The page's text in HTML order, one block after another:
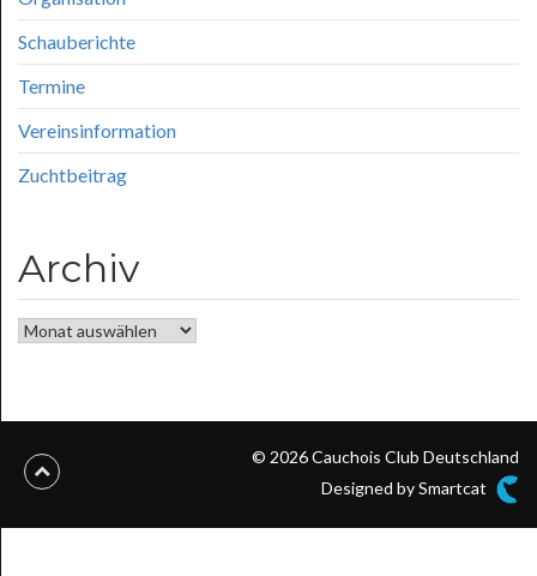
Schauberichte
Termine
Vereinsinformation
Zuchtbeitrag
Archiv
Archiv
© 2026 Cauchois Club Deutschland
Designed by Smartcat